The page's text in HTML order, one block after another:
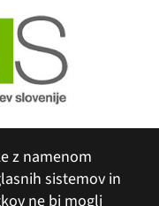
z namenom
sistemov in
ne bi mogli